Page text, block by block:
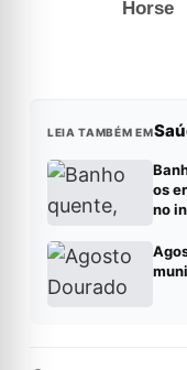
LEIA TAMBÉM EM
os
no